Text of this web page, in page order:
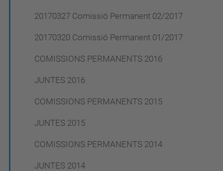
20170327 Comissió Permanent 02/2017
20170320 Comissió Permanent 01/2017
COMISSIONS PERMANENTS 2016
JUNTES 2016
COMISSIONS PERMANENTS 2015
JUNTES 2015
COMISSIONS PERMANENTS 2014
JUNTES 2014